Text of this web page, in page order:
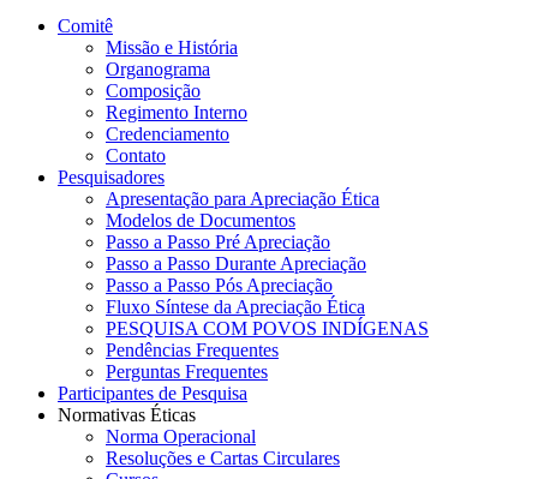
Comitê
Missão e História
Organograma
Composição
Regimento Interno
Credenciamento
Contato
Pesquisadores
Apresentação para Apreciação Ética
Modelos de Documentos
Passo a Passo Pré Apreciação
Passo a Passo Durante Apreciação
Passo a Passo Pós Apreciação
Fluxo Síntese da Apreciação Ética
PESQUISA COM POVOS INDÍGENAS
Pendências Frequentes
Perguntas Frequentes
Participantes de Pesquisa
Normativas Éticas
Norma Operacional
Resoluções e Cartas Circulares